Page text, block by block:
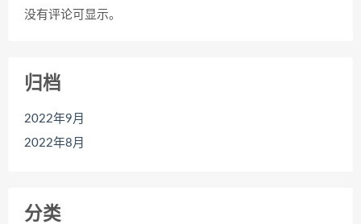
没有评论可显示。
归档
2022年9月
2022年8月
分类